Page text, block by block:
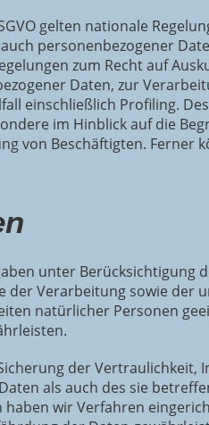
gelten nationale
personenbezogener
zum Recht auf
Daten, zur
einschließlich Profiling.
im Hinblick auf die
von Beschäftigten.
unter
der Verarbeitung sowie
natürlicher Personen
der
als auch des sie
wir Verfahren